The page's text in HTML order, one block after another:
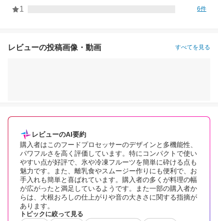
1 6件
レビューの投稿画像・動画 すべてを見る
レビューのAI要約
購入者はこのフードプロセッサーのデザインと多機能性、
パワフルさを高く評価しています。特にコンパクトで使い
やすい点が好評で、氷や冷凍フルーツを簡単に砕ける点も
魅力です。また、離乳食やスムージー作りにも便利で、お
手入れも簡単と喜ばれています。購入者の多くが料理の幅
が広がったと満足しているようです。また一部の購入者か
らは、大根おろしの仕上がりや音の大きさに関する指摘が
あります。
トピックに絞って見る